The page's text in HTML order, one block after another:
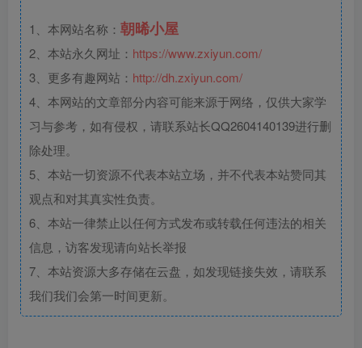
1、本网站名称： 朝晞小屋
2、本站永久网址： https://www.zxiyun.com/
3、更多有趣网站： http://dh.zxiyun.com/
4、本网站的文章部分内容可能来源于网络，仅供大家学
习与参考，如有侵权，请联系站长QQ2604140139进行删
除处理。
5、本站一切资源不代表本站立场，并不代表本站赞同其
观点和对其真实性负责。
6、本站一律禁止以任何方式发布或转载任何违法的相关
信息，访客发现请向站长举报
7、本站资源大多存储在云盘，如发现链接失效，请联系
我们我们会第一时间更新。